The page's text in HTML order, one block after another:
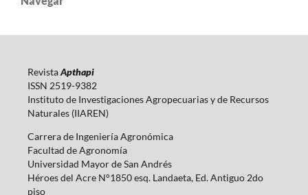
RevistaApthapi
ISSN 2519-9382
Instituto de Investigaciones Agropecuarias y de Recursos
Naturales (IIAREN)
Carrera de Ingeniería Agronómica
Facultad de Agronomía
Universidad Mayor de San Andrés
Héroes del Acre N°1850 esq. Landaeta, Ed. Antiguo 2do
piso